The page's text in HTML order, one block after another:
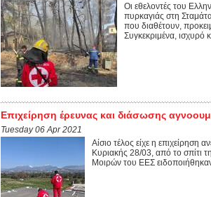
Οι εθελοντές του
πυρκαγιάς στη
που διαθέτουν,
Συγκεκριμένα,
Επιχείρηση έρευνας και διάσωσης
Tuesday 06 Apr 2021
Αίσιο τέλος είχε η επιχείρηση
Κυριακής 28/03, από το σπίτι
Μοιρών του ΕΕΣ